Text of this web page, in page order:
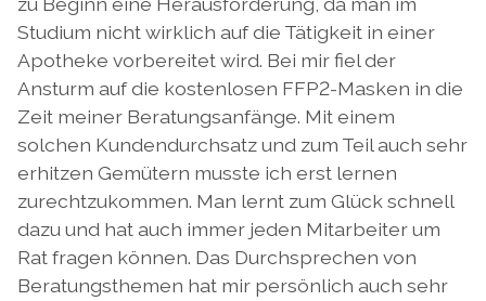
Studium nicht wirklich auf die Tätigkeit in einer
Apotheke vorbereitet wird. Bei mir fiel der
Ansturm auf die kostenlosen FFP2-Masken in die
Zeit meiner Beratungsanfänge. Mit einem
solchen Kundendurchsatz und zum Teil auch sehr
erhitzen Gemütern musste ich erst lernen
zurechtzukommen. Man lernt zum Glück schnell
dazu und hat auch immer jeden Mitarbeiter um
Rat fragen können. Das Durchsprechen von
Beratungsthemen hat mir persönlich auch sehr